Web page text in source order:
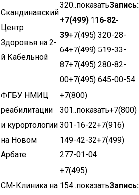
Скандинавский
Центр
Здоровья на 2-
й Кабельной
320..показатьЗапись:
+7(499) 116-82-
39+7(495) 320-28-
64+7(499) 519-33-
87+7(495) 280-82-
00+7(495) 645-00-54
ФГБУ НМИЦ
реабилитации
и курортологии
на Новом
Арбате
+7(800)
301..показать+7(800)
301-16-22+7(916)
149-42-32+7(499)
277-01-04
СМ-Клиника на
+7(495)
154..показатьЗапись: